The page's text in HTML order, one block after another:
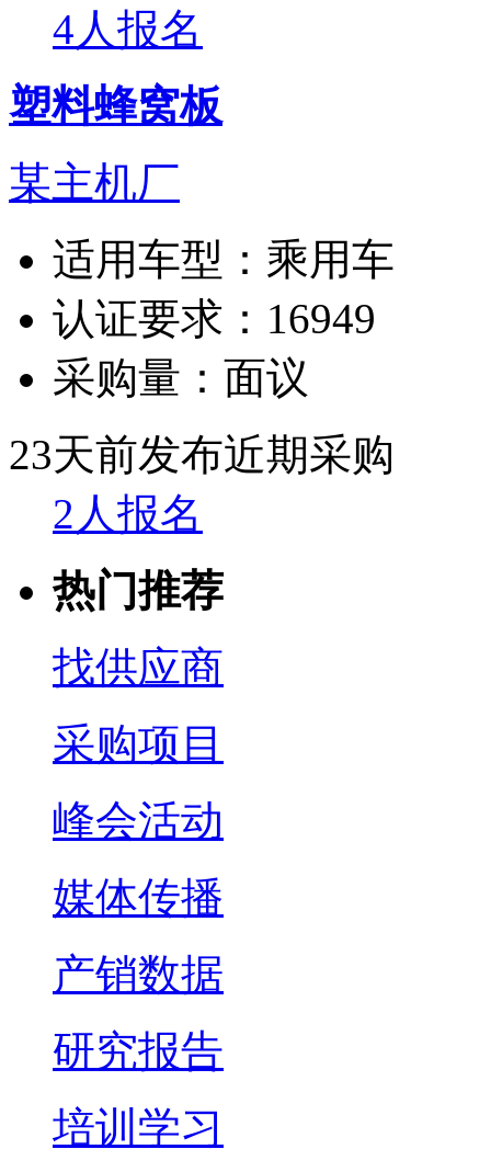
4人报名
塑料蜂窝板
某主机厂
适用车型： 乘用车
认证要求： 16949
采购量： 面议
23天前发布近期采购
2人报名
热门推荐
找供应商
采购项目
峰会活动
媒体传播
产销数据
研究报告
培训学习